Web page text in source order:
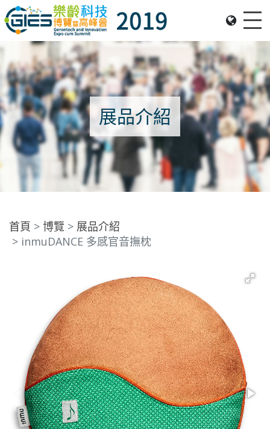
Date: Expo: 21-24 Nov 2019, Summit: 20 Nov 2019, Venue: Hall 1A-C, HKCEC
展品介紹
首頁 博覽
展品介紹
inmuDANCE 多感官音撫枕